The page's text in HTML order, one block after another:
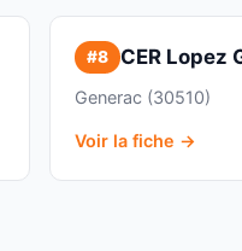
#8 CER Lopez
Generac (30510)
Voir la fiche →